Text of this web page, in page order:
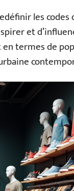
les codes
et
termes de